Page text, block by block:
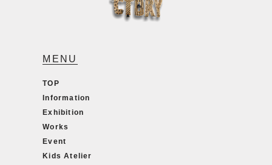
MENU
TOP
Information
Exhibition
Works
Event
Kids Atelier